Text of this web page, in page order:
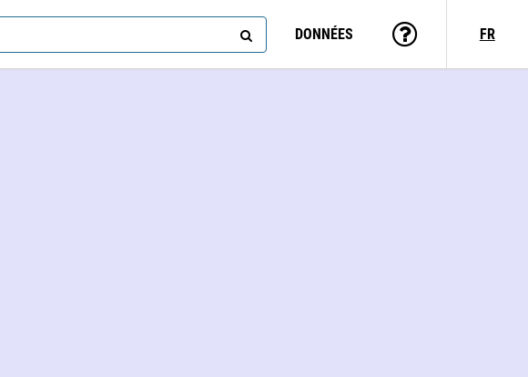
DONNÉES FR